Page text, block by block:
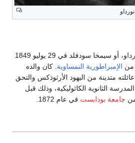
ولد سيمون ماكسيميليان نورداو، أو سيمخا سودفلد في 29 يوليو 1849
من الإمبراطورية النمساوية . كان والده
متدينة من اليهود الأرثوذكس والتحق
الثانوية الكاثوليكية، وذلك قبل
جامعة بودابست في عام 1872.